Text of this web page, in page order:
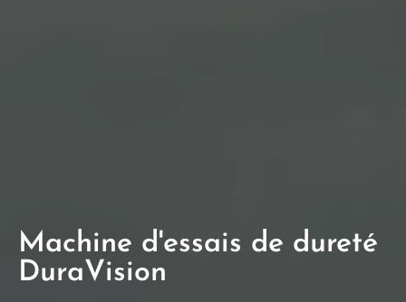
Machine d'essais de dureté
DuraVision